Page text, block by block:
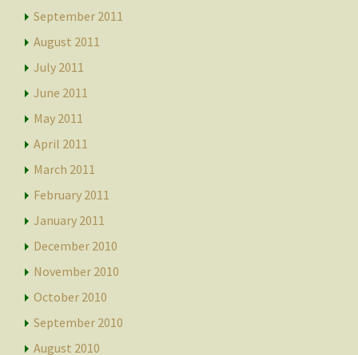
September 2011
August 2011
July 2011
June 2011
May 2011
April 2011
March 2011
February 2011
January 2011
December 2010
November 2010
October 2010
September 2010
August 2010